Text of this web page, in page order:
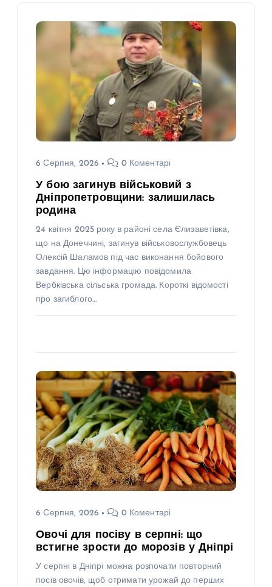
6 Серпня, 2026 0 Коментарі
У бою загинув військовий з
Дніпропетровщини: залишилась
родина
24 квітня 2025 року в районі села Єлизаветівка,
що на Донеччині, загинув військовослужбовець
Олексій Шаламов під час виконання бойового
завдання. Цю інформацію повідомила
Вербківська сільська громада. Короткі відомості
про загиблого…
6 Серпня, 2026 0 Коментарі
Овочі для посіву в серпні: що
встигне зрости до морозів у Дніпрі
У серпні в Дніпрі можна розпочати повторний
посів овочів, щоб отримати урожай до перших